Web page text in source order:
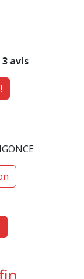
avis